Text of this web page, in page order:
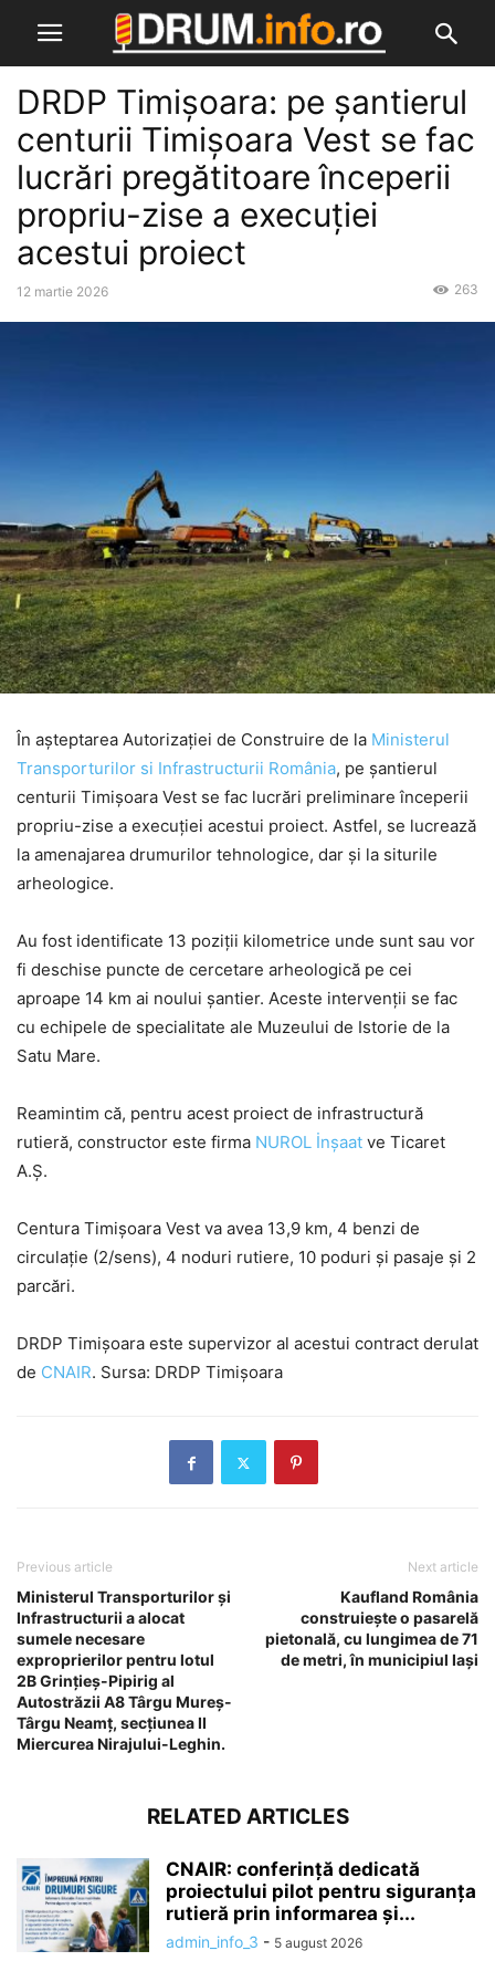
DRDP Timișoara: pe șantierul
centurii Timișoara Vest se fac
lucrări pregătitoare începerii
propriu-zise a execuției
acestui proiect
12 martie 2026 263
În așteptarea Autorizației de Construire de la Ministerul
Transporturilor si Infrastructurii România, pe șantierul
centurii Timișoara Vest se fac lucrări preliminare începerii
propriu-zise a execuției acestui proiect. Astfel, se lucrează
la amenajarea drumurilor tehnologice, dar și la siturile
arheologice.
Au fost identificate 13 poziții kilometrice unde sunt sau vor
fi deschise puncte de cercetare arheologică pe cei
aproape 14 km ai noului șantier. Aceste intervenții se fac
cu echipele de specialitate ale Muzeului de Istorie de la
Satu Mare.
Reamintim că, pentru acest proiect de infrastructură
rutieră, constructor este firma NUROL İnşaat ve Ticaret
A.Ş.
Centura Timișoara Vest va avea 13,9 km, 4 benzi de
circulație (2/sens), 4 noduri rutiere, 10 poduri și pasaje și 2
parcări.
DRDP Timișoara este supervizor al acestui contract derulat
de CNAIR. Sursa: DRDP Timișoara
Previous article
Ministerul Transporturilor și
Infrastructurii a alocat
sumele necesare
exproprierilor pentru lotul
2B Grințieș-Pipirig al
Autostrăzii A8 Târgu Mureș-
Târgu Neamț, secțiunea II
Miercurea Nirajului-Leghin.
Next article
Kaufland România
construiește o pasarelă
pietonală, cu lungimea de 71
de metri, în municipiul Iași
RELATED ARTICLES
CNAIR: conferință dedicată
proiectului pilot pentru siguranța
rutieră prin informarea și...
admin_info_3 - 5 august 2026